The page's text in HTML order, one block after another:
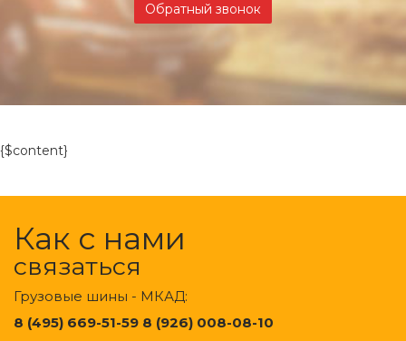
Обратный звонок
{$content}
Как с нами
связаться
Грузовые шины - МКАД:
8 (495) 669-51-59 8 (926) 008-08-10